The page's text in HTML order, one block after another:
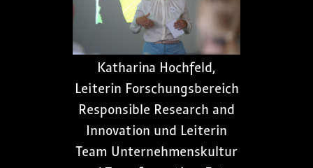
Katharina Hochfeld,
Leiterin Forschungsbereich
Responsible Research and
Innovation und Leiterin
Team Unternehmenskultur